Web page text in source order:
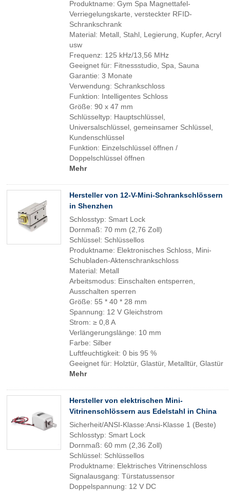
Produktname: Gym Spa Magnettafel-
Verriegelungskarte, versteckter RFID-
Schrankschrank
Material: Metall, Stahl, Legierung, Kupfer, Acryl
usw
Frequenz: 125 kHz/13,56 MHz
Geeignet für: Fitnessstudio, Spa, Sauna
Garantie: 3 Monate
Verwendung: Schrankschloss
Funktion: Intelligentes Schloss
Größe: 90 x 47 mm
Schlüsseltyp: Hauptschlüssel,
Universalschlüssel, gemeinsamer Schlüssel,
Kundenschlüssel
Funktion: Einzelschlüssel öffnen /
Doppelschlüssel öffnen
Mehr
Hersteller von 12-V-Mini-Schrankschlössern
in Shenzhen
Schlosstyp: Smart Lock
Dornmaß: 70 mm (2,76 Zoll)
Schlüssel: Schlüssellos
Produktname: Elektronisches Schloss, Mini-
Schubladen-Aktenschrankschloss
Material: Metall
Arbeitsmodus: Einschalten entsperren,
Ausschalten sperren
Größe: 55 * 40 * 28 mm
Spannung: 12 V Gleichstrom
Strom: ≥ 0,8 A
Verlängerungslänge: 10 mm
Farbe: Silber
Luftfeuchtigkeit: 0 bis 95 %
Geeignet für: Holztür, Glastür, Metalltür, Glastür
Mehr
Hersteller von elektrischen Mini-
Vitrinenschlössern aus Edelstahl in China
Sicherheit/ANSI-Klasse:Ansi-Klasse 1 (Beste)
Schlosstyp: Smart Lock
Dornmaß: 60 mm (2,36 Zoll)
Schlüssel: Schlüssellos
Produktname: Elektrisches Vitrinenschloss
Signalausgang: Türstatussensor
Doppelspannung: 12 V DC